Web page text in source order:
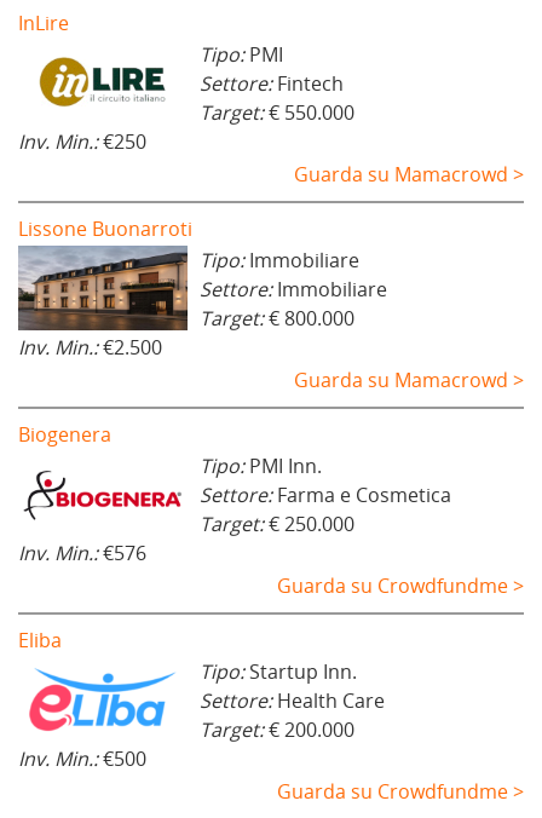
InLire
Tipo:PMI
Settore:Fintech
Target:€ 550.000
Inv. Min.:€250
Guarda su Mamacrowd >
Lissone Buonarroti
Tipo:Immobiliare
Settore:Immobiliare
Target:€ 800.000
Inv. Min.:€2.500
Guarda su Mamacrowd >
Biogenera
Tipo:PMI Inn.
Settore:Farma e Cosmetica
Target:€ 250.000
Inv. Min.:€576
Guarda su Crowdfundme >
Eliba
Tipo:Startup Inn.
Settore:Health Care
Target:€ 200.000
Inv. Min.:€500
Guarda su Crowdfundme >